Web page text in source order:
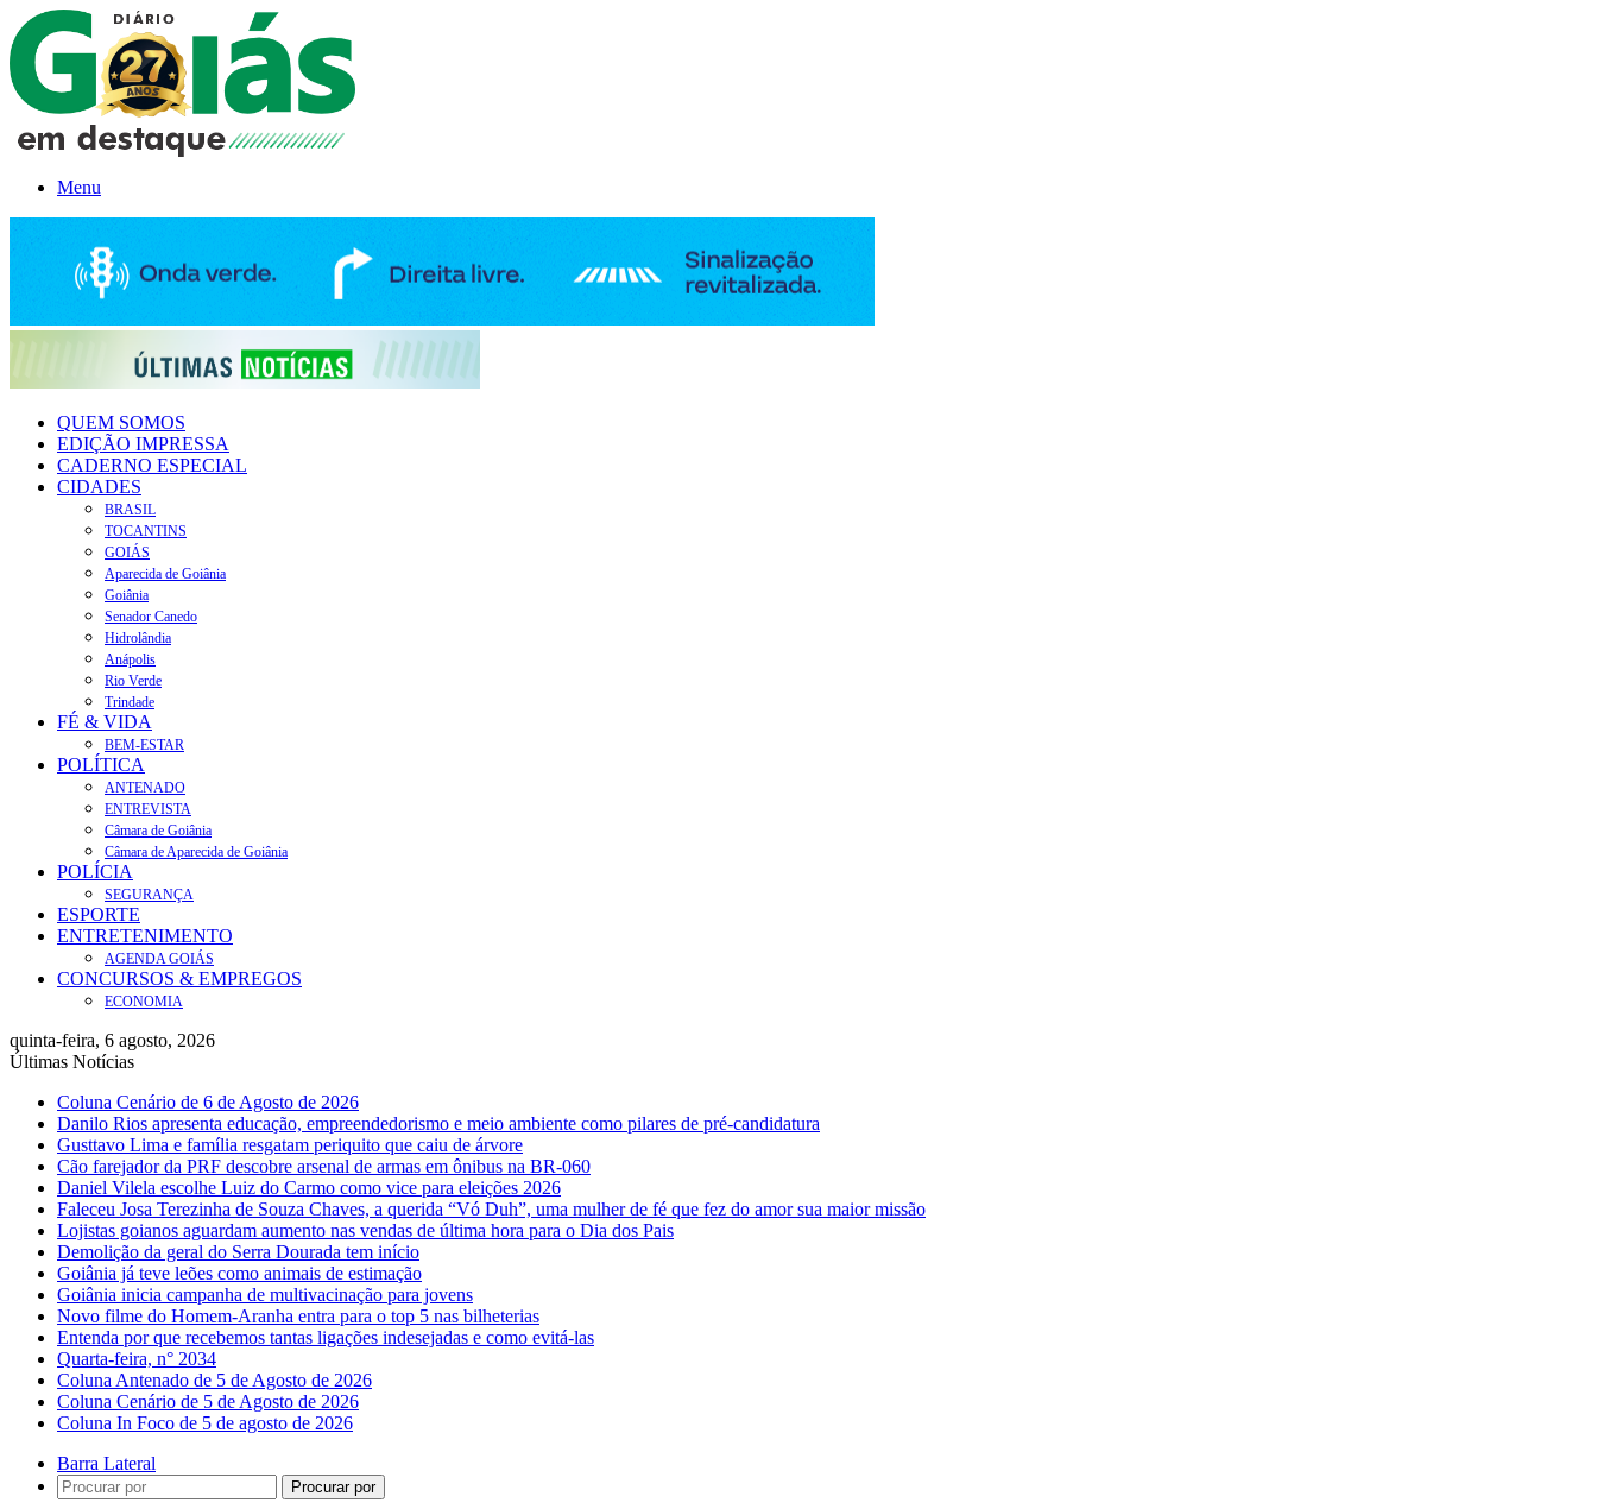
Menu
QUEM SOMOS
EDIÇÃO IMPRESSA
CADERNO ESPECIAL
CIDADES
BRASIL
TOCANTINS
GOIÁS
Aparecida de Goiânia
Goiânia
Senador Canedo
Hidrolândia
Anápolis
Rio Verde
Trindade
FÉ & VIDA
BEM-ESTAR
POLÍTICA
ANTENADO
ENTREVISTA
Câmara de Goiânia
Câmara de Aparecida de Goiânia
POLÍCIA
SEGURANÇA
ESPORTE
ENTRETENIMENTO
AGENDA GOIÁS
CONCURSOS & EMPREGOS
ECONOMIA
quinta-feira, 6 agosto, 2026
Últimas Notícias
Coluna Cenário de 6 de Agosto de 2026
Danilo Rios apresenta educação, empreendedorismo e meio ambiente como pilares de pré-candidatura
Gusttavo Lima e família resgatam periquito que caiu de árvore
Cão farejador da PRF descobre arsenal de armas em ônibus na BR-060
Daniel Vilela escolhe Luiz do Carmo como vice para eleições 2026
Faleceu Josa Terezinha de Souza Chaves, a querida “Vó Duh”, uma mulher de fé que fez do amor sua maior missão
Lojistas goianos aguardam aumento nas vendas de última hora para o Dia dos Pais
Demolição da geral do Serra Dourada tem início
Goiânia já teve leões como animais de estimação
Goiânia inicia campanha de multivacinação para jovens
Novo filme do Homem-Aranha entra para o top 5 nas bilheterias
Entenda por que recebemos tantas ligações indesejadas e como evitá-las
Quarta-feira, n° 2034
Coluna Antenado de 5 de Agosto de 2026
Coluna Cenário de 5 de Agosto de 2026
Coluna In Foco de 5 de agosto de 2026
Barra Lateral
Procurar por